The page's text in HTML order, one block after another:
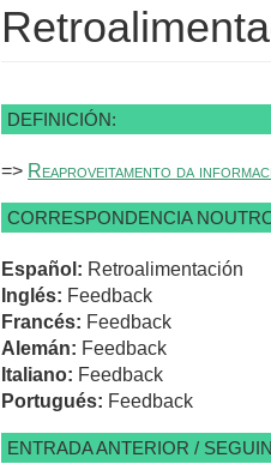
DEFINICIÓN:
=> Reaproveitamento da
CORRESPONDENCIA
Español: Retroalimentación
Inglés: Feedback
Francés: Feedback
Alemán: Feedback
Italiano: Feedback
Portugués: Feedback
ENTRADA ANTERIOR /